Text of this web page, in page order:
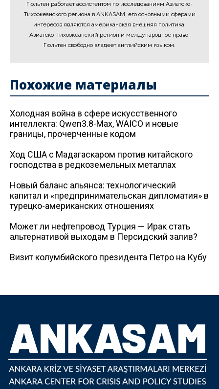
Гюльтен работает ассистентом по исследованиям Азиатско-
Тихоокеанского региона в ANKASAM, его основными сферами
интересов являются американская внешняя политика,
Азиатско-Тихоокеанский регион и международное право.
Гюльтен свободно владеет английским языком.
Похожие материалы
Холодная война в сфере искусственного
интеллекта: Qwen3.8-Max, WAICO и новые
границы, прочерченные кодом
Ход США с Мадагаскаром против китайского
господства в редкоземельных металлах
Новый баланс альянса: технологический
капитал и «предпринимательская дипломатия» в
турецко-американских отношениях
Может ли нефтепровод Турция — Ирак стать
альтернативой выходам в Персидский залив?
Визит колумбийского президента Петро на Кубу